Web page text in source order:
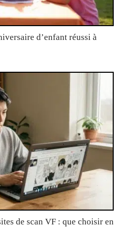
d’enfant réussi à
de scan VF : que choisir en